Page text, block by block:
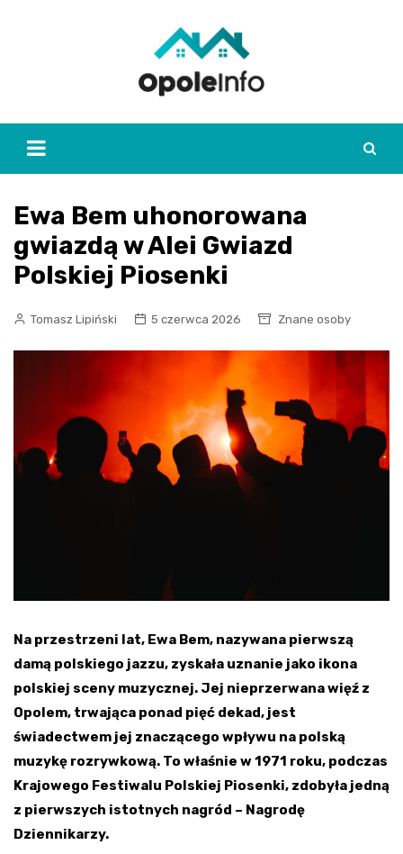
Ewa Bem uhonorowana
gwiazdą w Alei Gwiazd
Polskiej Piosenki
Tomasz Lipiński 5 czerwca 2026 Znane osoby
Na przestrzeni lat, Ewa Bem, nazywana pierwszą
damą polskiego jazzu, zyskała uznanie jako ikona
polskiej sceny muzycznej. Jej nieprzerwana więź z
Opolem, trwająca ponad pięć dekad, jest
świadectwem jej znaczącego wpływu na polską
muzykę rozrywkową. To właśnie w 1971 roku, podczas
Krajowego Festiwalu Polskiej Piosenki, zdobyła jedną
z pierwszych istotnych nagród – Nagrodę
Dziennikarzy.